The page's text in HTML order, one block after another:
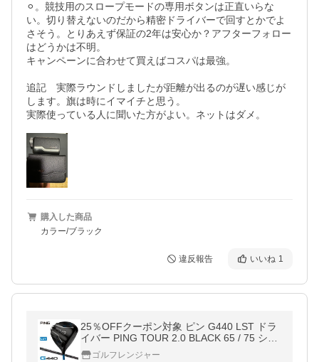
⚪︎。競技用のスロープモードの専用ボタンは正直いらな
い。切り替えないのだから精密ドライバーで回すとかでよ
さそう。とりあえず保証の2年は安心か？アフターフォロー
はどうかは不明。
キャンペーンに合わせて買えばコスパは最強。
追記　実際ラウンドしましたが距離が出るのが遅い感じが
します。旗は時にイマイチと思う。
購入した商品
カラー/ブラック
違反報告 いいね 1
25％OFFクーポン対象 ピン G440 LST ドラ
イバー PING TOUR 2.0 BLACK 65 / 75 シャ
フトゴルフレンジャー